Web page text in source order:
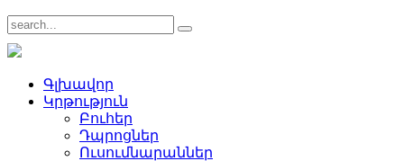
Գլխավոր
Կրթություն
Բուհեր­
Դպրոցներ­
Ուսումնարաններ­